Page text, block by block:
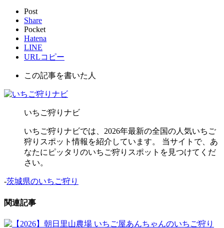
Post
Share
Pocket
Hatena
LINE
URLコピー
この記事を書いた人
いちご狩りナビ
いちご狩りナビでは、2026年最新の全国の人気いちご
狩りスポット情報を紹介しています。 当サイトで、あ
なたにピッタリのいちご狩りスポットを見つけてくだ
さい。
-茨城県のいちご狩り
関連記事